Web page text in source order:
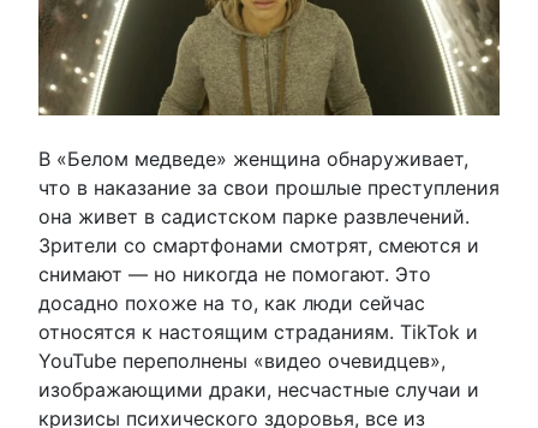
В «Белом медведе» женщина обнаруживает,
что в наказание за свои прошлые преступления
она живет в садистском парке развлечений.
Зрители со смартфонами смотрят, смеются и
снимают — но никогда не помогают. Это
досадно похоже на то, как люди сейчас
относятся к настоящим страданиям. TikTok и
YouTube переполнены «видео очевидцев»,
изображающими драки, несчастные случаи и
кризисы психического здоровья, все из